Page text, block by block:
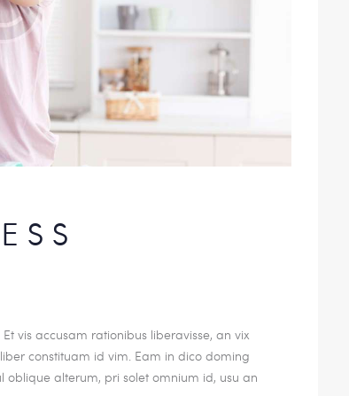
vis accusam rationibus liberavisse, an vix
constituam id vim. Eam in dico doming
alterum, pri solet omnium id, usu an